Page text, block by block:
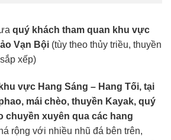
quý khách tham quan khu vực
Vạn Bội (tùy theo thủy triều, thuyền
xếp)
vực Hang Sáng – Hang Tối, tại
mái chèo, thuyền Kayak, quý
chuyền xuyên qua các hang
rộng với nhiều nhũ đá bên trên,